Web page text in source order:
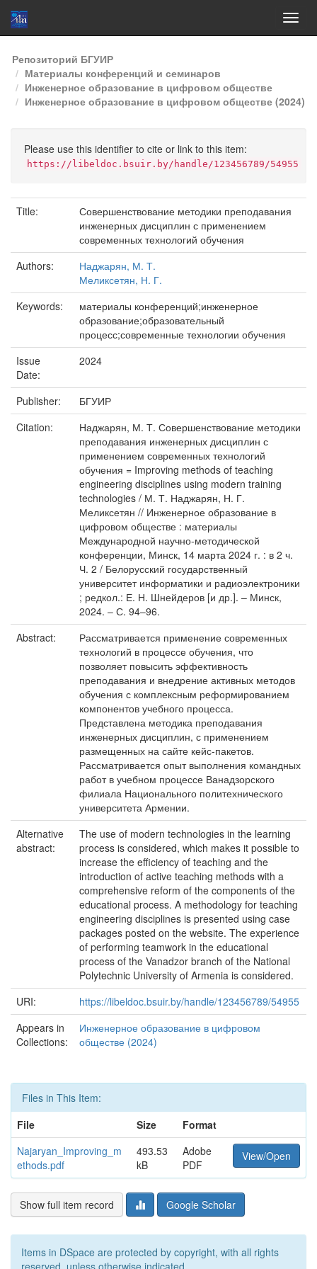
Skip
navigation
Репозиторий БГУИР
Материалы конференций и семинаров
Инженерное образование в цифровом обществе
Инженерное образование в цифровом обществе (2024)
Please use this identifier to cite or link to this item:
https://libeldoc.bsuir.by/handle/123456789/54955
Title:
Совершенствование методики преподавания
инженерных дисциплин с применением
современных технологий обучения
Authors:
Наджарян, М. Т.
Меликсетян, Н. Г.
Keywords:
материалы конференций;инженерное
образование;образовательный
процесс;современные технологии обучения
Issue
Date:
2024
Publisher:
БГУИР
Citation:
Наджарян, М. Т. Совершенствование методики
преподавания инженерных дисциплин с
применением современных технологий
обучения = Improving methods of teaching
engineering disciplines using modern training
technologies / М. Т. Наджарян, Н. Г.
Меликсетян // Инженерное образование в
цифровом обществе : материалы
Международной научно-методической
конференции, Минск, 14 марта 2024 г. : в 2 ч.
Ч. 2 / Белорусский государственный
университет информатики и радиоэлектроники
; редкол.: Е. Н. Шнейдеров [и др.]. – Минск,
2024. – С. 94–96.
Abstract:
Рассматривается применение современных
технологий в процессе обучения, что
позволяет повысить эффективность
преподавания и внедрение активных методов
обучения с комплексным реформированием
компонентов учебного процесса.
Представлена методика преподавания
инженерных дисциплин, с применением
размещенных на сайте кейс-пакетов.
Рассматривается опыт выполнения командных
работ в учебном процессе Ванадзорского
филиала Национального политехнического
университета Армении.
Alternative
abstract:
The use of modern technologies in the learning
process is considered, which makes it possible to
increase the efficiency of teaching and the
introduction of active teaching methods with a
comprehensive reform of the components of the
educational process. A methodology for teaching
engineering disciplines is presented using case
packages posted on the website. The experience
of performing teamwork in the educational
process of the Vanadzor branch of the National
Polytechnic University of Armenia is considered.
URI:
https://libeldoc.bsuir.by/handle/123456789/54955
Appears in
Collections:
Инженерное образование в цифровом
обществе (2024)
Files in This Item:
File
Size
Format
Najaryan_Improving_m
ethods.pdf
493.53
kB
Adobe
PDF
View/Open
Show full item record Google Scholar
Items in DSpace are protected by copyright, with all rights
reserved, unless otherwise indicated.